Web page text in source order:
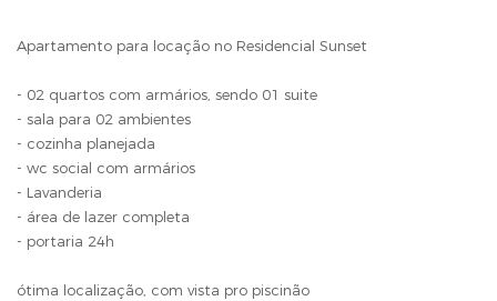
Apartamento para locação no Residencial Sunset
- 02 quartos com armários, sendo 01 suite
- sala para 02 ambientes
- cozinha planejada
- wc social com armários
- Lavanderia
- área de lazer completa
- portaria 24h
ótima localização, com vista pro piscinão